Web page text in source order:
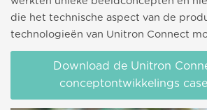
die het technische aspect van de
technologieën van Unitron Connect
Download de Unitron
conceptontwikkelings